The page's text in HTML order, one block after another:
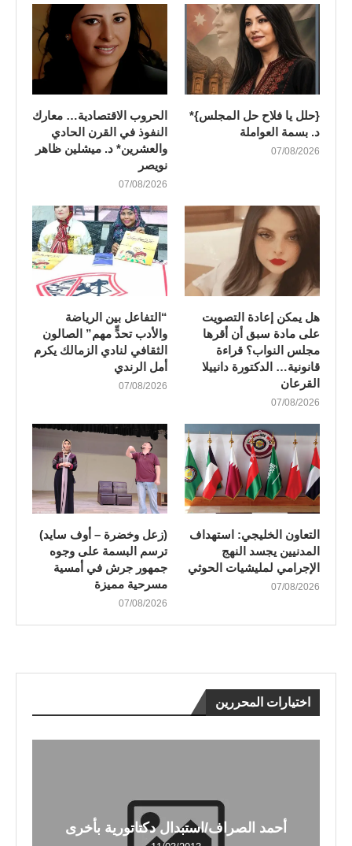
{حلل يا فلاح حل المجلس}*
د. بسمة العواملة
07/08/2026
الحروب الاقتصادية… معارك
النفوذ في القرن الحادي
والعشرين* د. ميشلين ظاهر
نويصر
07/08/2026
هل يمكن إعادة التصويت
على مادة سبق أن أقرها
مجلس النواب؟ قراءة
قانونية… الدكتورة دانييلا
القرعان
07/08/2026
“التفاعل بين الرياضة
والأدب تحدٍّ مهم” الصالون
الثقافي لنادي الزمالك يكرم
أمل الرندي
07/08/2026
التعاون الخليجي: استهداف
المدنيين يجسد النهج
الإجرامي لمليشيات الحوثي
07/08/2026
(زعل وخضرة – أوف سايد)
ترسم البسمة على وجوه
جمهور جرش في أمسية
مسرحية مميزة
07/08/2026
اختيارات المحررين
أحمد الصراف/استبدال دكتاتورية بأخرى